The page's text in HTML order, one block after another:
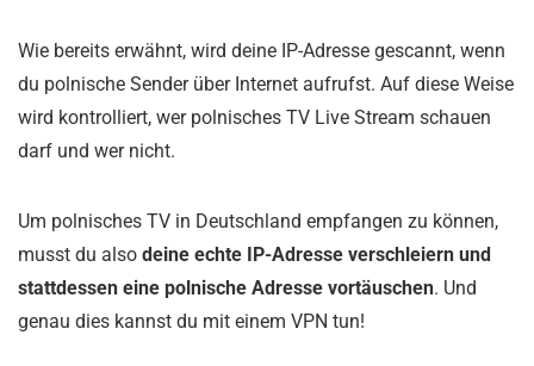
Wie bereits erwähnt, wird deine IP-Adresse gescannt, wenn
du polnische Sender über Internet aufrufst. Auf diese Weise
wird kontrolliert, wer polnisches TV Live Stream schauen
darf und wer nicht.
Um polnisches TV in Deutschland empfangen zu können,
musst du also deine echte IP-Adresse verschleiern und
stattdessen eine polnische Adresse vortäuschen. Und
genau dies kannst du mit einem VPN tun!